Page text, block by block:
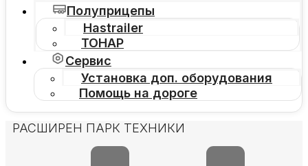
Полуприцепы
Hastrailer
ТОНАР
Сервис
Установка доп. оборудования
Помощь на дороге
РАСШИРЕН ПАРК ТЕХНИКИ